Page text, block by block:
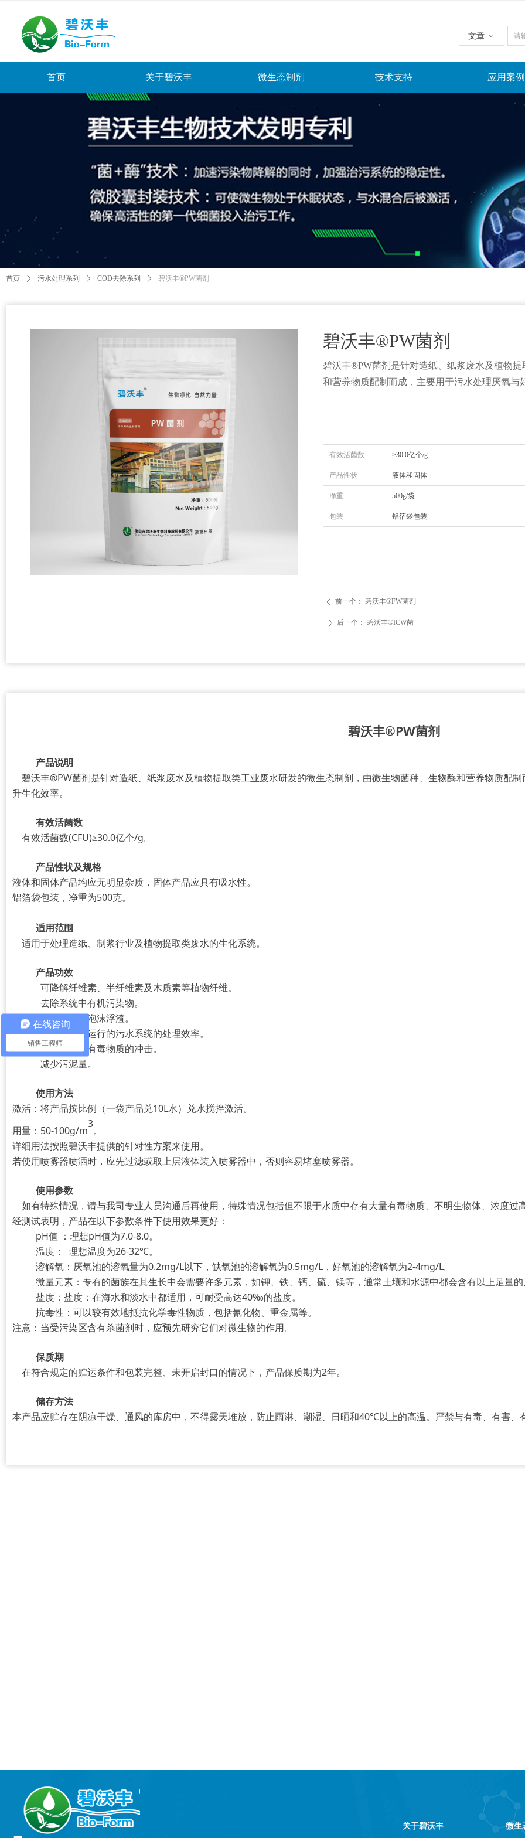
首页 关于碧沃丰 微生态制剂 技术支持 应用案例
文章 ꀁ
碧沃丰®PW菌剂
碧沃丰®PW菌剂是针对造纸、纸浆废水及植物
和营养物质配制而成，主要用于污水处理厌氧与
有效活菌数 ≥30.0亿个/g
产品性状 液体和固体
净重 500g/袋
包装 铝箔袋包装
ꄴ 前一个： 碧沃丰®FW菌剂
ꄲ 后一个： 碧沃丰®ICW菌
碧沃丰®PW菌剂
产品说明
碧沃丰®PW菌剂是针对造纸、纸浆废水及植物提取类工业废水研发的微生态制剂，由微生物菌种、生物酶和营养物质配
升生化效率。
有效活菌数
有效活菌数(CFU)≥30.0亿个/g。
产品性状及规格
液体和固体产品均应无明显杂质，固体产品应具有吸水性。
铝箔袋包装，净重为500克。
适用范围
适用于处理造纸、制浆行业及植物提取类废水的生化系统。
产品功效
可降解纤维素、半纤维素及木质素等植物纤维。
去除系统中有机污染物。
消除臭味及泡沫浮渣。
改善高负荷运行的污水系统的处理效率。
耐受负荷及有毒物质的冲击。
减少污泥量。
使用方法
激活：将产品按比例（一袋产品兑10L水）兑水搅拌激活。
用量：50-100g/m
3
。
详细用法按照碧沃丰提供的针对性方案来使用。
若使用喷雾器喷洒时，应先过滤或取上层液体装入喷雾器中，否则容易堵塞喷雾器。
使用参数
如有特殊情况，请与我司专业人员沟通后再使用，特殊情况包括但不限于水质中存有大量有毒物质、不明生物体、浓度过高
经测试表明，产品在以下参数条件下使用效果更好：
pH值 ：理想pH值为7.0-8.0。
温度： 理想温度为26-32℃。
溶解氧：厌氧池的溶氧量为0.2mg/L以下，缺氧池的溶解氧为0.5mg/L，好氧池的溶解氧为2-4mg/L。
微量元素：专有的菌族在其生长中会需要许多元素，如钾、铁、钙、硫、镁等，通常土壤和水源中都会含有以上足量的
盐度：盐度：在海水和淡水中都适用，可耐受高达40‰的盐度。
抗毒性：可以较有效地抵抗化学毒性物质，包括氰化物、重金属等。
注意：当受污染区含有杀菌剂时，应预先研究它们对微生物的作用。
保质期
在符合规定的贮运条件和包装完整、未开启封口的情况下，产品保质期为2年。
储存方法
本产品应贮存在阴凉干燥、通风的库房中，不得露天堆放，防止雨淋、潮湿、日晒和40℃以上的高温。严禁与有毒、有害、
首页 ꄲ 污水处理系列 ꄲ COD去除系列 ꄲ 碧沃丰®PW菌剂
关于碧沃丰 微生
在线咨询
销售工程师